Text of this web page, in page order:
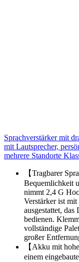
Sprachverstärker mit
mit Lautsprecher,
mehrere Standorte
【Tragbarer
Bequemlichkeit
nimmt 2,4 G
Verstärker ist
ausgestattet, das
bedienen.
vollständige
großer
【Akku mit
einem